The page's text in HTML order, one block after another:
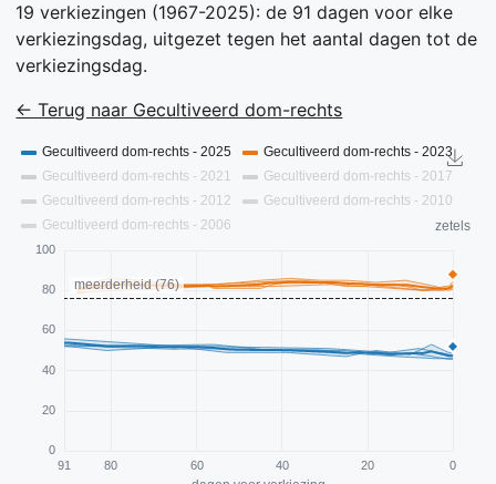
19 verkiezingen (1967-2025): de 91 dagen voor elke
verkiezingsdag, uitgezet tegen het aantal dagen tot de
verkiezingsdag.
← Terug naar Gecultiveerd dom-rechts